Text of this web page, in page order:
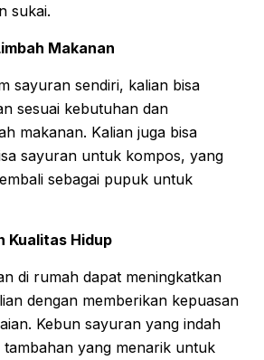
sukai.
Makanan
sayuran sendiri, kalian bisa
sesuai kebutuhan dan
makanan. Kalian juga bisa
sayuran untuk kompos, yang
sebagai pupuk untuk
Kualitas Hidup
di rumah dapat meningkatkan
dengan memberikan kepuasan
Kebun sayuran yang indah
tambahan yang menarik untuk